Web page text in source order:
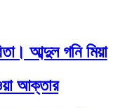
আব্দুল গনি মিয়া
আক্তার